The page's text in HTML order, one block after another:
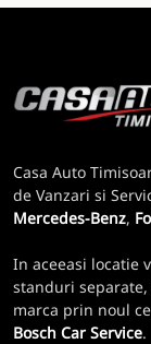
Casa Auto
de Vanzari si
Mercedes-Benz,
In aceeasi locatie
standuri
marca prin noul
Bosch Car Service.